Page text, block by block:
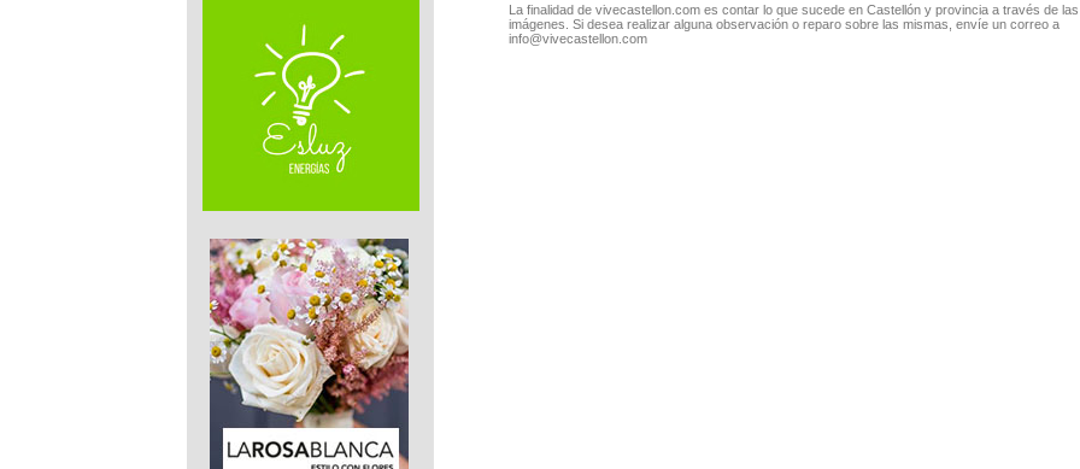
La finalidad de vivecastellon.com es contar lo que sucede en Castellón y provincia a través de las
imágenes. Si desea realizar alguna observación o reparo sobre las mismas, envíe un correo a
info@vivecastellon.com